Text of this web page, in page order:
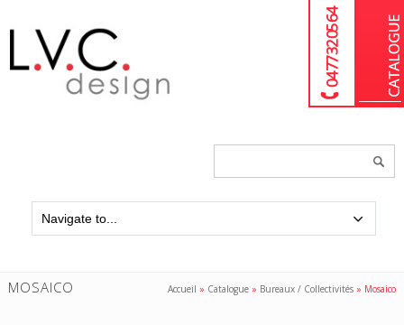
04 77 32 05 64
MOSAICO Accueil » Catalogue » Bureaux / Collectivités » Mosaico